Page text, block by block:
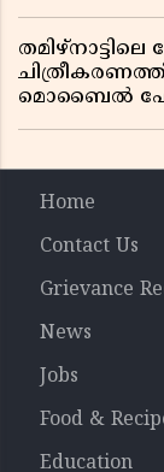
മൊബൈൽ
Home
Contact Us
Grievance
News
Jobs
Food &
Education